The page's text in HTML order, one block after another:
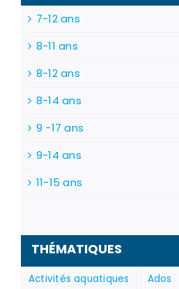
7-12 ans
8-11 ans
8-12 ans
8-14 ans
9 -17 ans
9-14 ans
11-15 ans
THÉMATIQUES
Activités aquatiques Ados